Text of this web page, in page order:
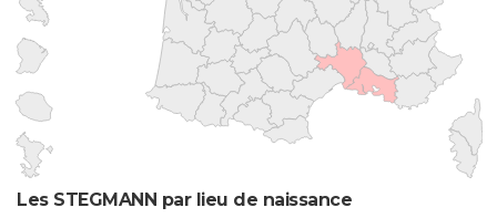
Les STEGMANN par lieu de naissance